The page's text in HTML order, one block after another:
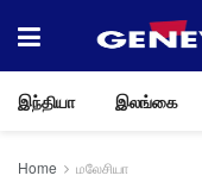
இந்தியா இலங்கை
Home மலேசியா